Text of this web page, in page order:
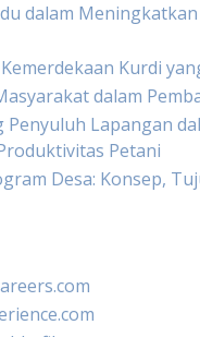
dalam
Kemerdekaan Kurdi
dalam
Penyuluh Lapangan
Petani
Desa: Konsep,